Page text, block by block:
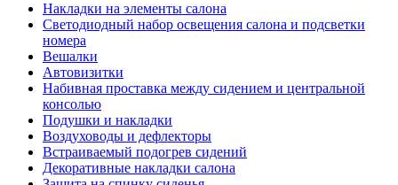
Накладки на элементы салона
Светодиодный набор освещения салона и подсветки
номера
Вешалки
Автовизитки
Набивная проставка между сидением и центральной
консолью
Подушки и накладки
Воздуховоды и дефлекторы
Встраиваемый подогрев сидений
Декоративные накладки салона